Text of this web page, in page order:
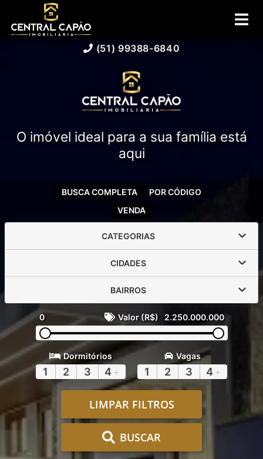
(51) 99388-6840
O imóvel ideal para a sua família está
aqui
VENDA
BUSCA COMPLETA POR CÓDIGO
CATEGORIAS
CIDADES
BAIRROS
0 Valor (R$) 2.250.000.000
Dormitórios
1 2 3 4 +
Vagas
1 2 3 4 +
LIMPAR FILTROS
BUSCAR